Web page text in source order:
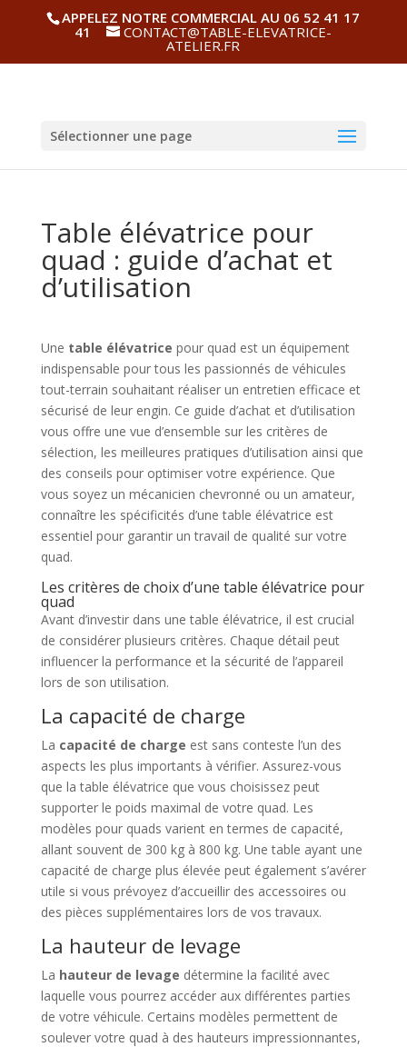
APPELEZ NOTRE COMMERCIAL AU 06 52 41 17
41
CONTACT@TABLE-ELEVATRICE-
ATELIER.FR
Sélectionner une page
Table élévatrice pour
quad : guide d’achat et
d’utilisation
Une table élévatrice pour quad est un équipement
indispensable pour tous les passionnés de véhicules
tout-terrain souhaitant réaliser un entretien efficace et
sécurisé de leur engin. Ce guide d’achat et d’utilisation
vous offre une vue d’ensemble sur les critères de
sélection, les meilleures pratiques d’utilisation ainsi que
des conseils pour optimiser votre expérience. Que
vous soyez un mécanicien chevronné ou un amateur,
connaître les spécificités d’une table élévatrice est
essentiel pour garantir un travail de qualité sur votre
quad.
Les critères de choix d’une table élévatrice pour
quad
Avant d’investir dans une table élévatrice, il est crucial
de considérer plusieurs critères. Chaque détail peut
influencer la performance et la sécurité de l’appareil
lors de son utilisation.
La capacité de charge
La capacité de charge est sans conteste l’un des
aspects les plus importants à vérifier. Assurez-vous
que la table élévatrice que vous choisissez peut
supporter le poids maximal de votre quad. Les
modèles pour quads varient en termes de capacité,
allant souvent de 300 kg à 800 kg. Une table ayant une
capacité de charge plus élevée peut également s’avérer
utile si vous prévoyez d’accueillir des accessoires ou
des pièces supplémentaires lors de vos travaux.
La hauteur de levage
La hauteur de levage détermine la facilité avec
laquelle vous pourrez accéder aux différentes parties
de votre véhicule. Certains modèles permettent de
soulever votre quad à des hauteurs impressionnantes,